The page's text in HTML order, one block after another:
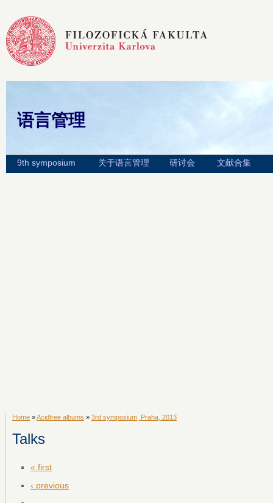
语言管理
9th symposium 关于语言管理 研讨会 文献合集
Home »Acidfree albums » 3rd symposium, Praha, 2013
Talks
« first
‹ previous